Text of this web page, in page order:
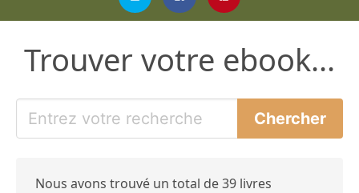
Trouver votre ebook...
Nous avons trouvé un total de 39 livres